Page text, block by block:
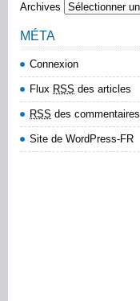
Archives
MÉTA
Connexion
Flux RSS des articles
RSS des commentaires
Site de WordPress-FR